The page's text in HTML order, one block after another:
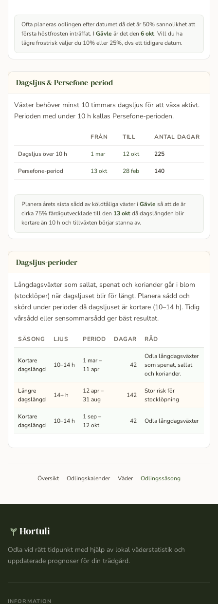
Ofta planeras odlingen efter datumet då det är 50% sannolikhet att
första höstfrosten inträffat. I Gävle är det den 6 okt. Vill du ha
lägre frostrisk väljer du 10% eller 25%, dvs ett tidigare datum.
Dagsljus & Persefone-period
Växter behöver minst 10 timmars dagsljus för att växa aktivt.
Perioden med under 10 h kallas Persefone-perioden.
FRÅN TILL ANTAL DAGAR
Dagsljus över 10 h 1 mar 12 okt 225
Persefone-period 13 okt 28 feb 140
Planera årets sista sådd av köldtåliga växter i Gävle så att de är
cirka 75% färdigutvecklade till den 13 oktdå dagslängden blir
kortare än 10 h och tillväxten börjar stanna av.
Dagsljus-perioder
Långdagsväxter som sallat, spenat och koriander går i blom
(stocklöper) när dagsljuset blir för långt. Planera sådd och
skörd under perioder då dagsljuset är kortare (10–14 h). Tidig
vårsådd eller sensommarsådd ger bäst resultat.
SÄSONG LJUS PERIOD DAGAR RÅD
Kortare
dagslängd
10–14 h
1 mar –
11 apr
42
Odla långdagsväxter
som spenat, sallat
och koriander.
Längre
dagslängd
14+ h
12 apr –
31 aug
142
Stor risk för
stocklöpning
Kortare
dagslängd
10–14 h
1 sep –
12 okt
42 Odla långdagsväxter
Översikt Odlingskalender Väder Odlingssäsong
Hortuli
Odla vid rätt tidpunkt med hjälp av lokal väderstatistik och
uppdaterade prognoser för din trädgård.
INFORMATION